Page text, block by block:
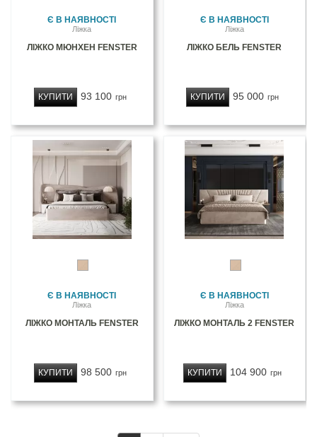
Є В НАЯВНОСТІ
Ліжка
ЛІЖКО МЮНХЕН FENSTER
93 100 грн
КУПИТИ
Є В НАЯВНОСТІ
Ліжка
ЛІЖКО БЕЛЬ FENSTER
95 000 грн
КУПИТИ
Є В НАЯВНОСТІ
Ліжка
ЛІЖКО МОНТАЛЬ FENSTER
98 500 грн
КУПИТИ
Є В НАЯВНОСТІ
Ліжка
ЛІЖКО МОНТАЛЬ 2 FENSTER
104 900 грн
КУПИТИ